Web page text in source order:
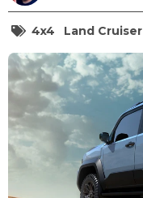
4x4 Land Cruiser